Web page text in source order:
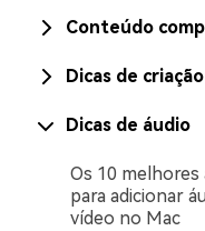
Conteúdo
Dicas de
Dicas de áudio
Os 10 melhores
para adicionar
vídeo no Mac